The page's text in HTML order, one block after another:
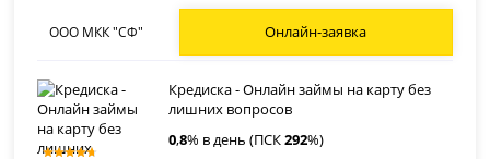
ООО МКК "СФ" Онлайн-заявка
Кредиска - Онлайн займы на карту без
лишних вопросов
0,8% в день (ПСК292%)